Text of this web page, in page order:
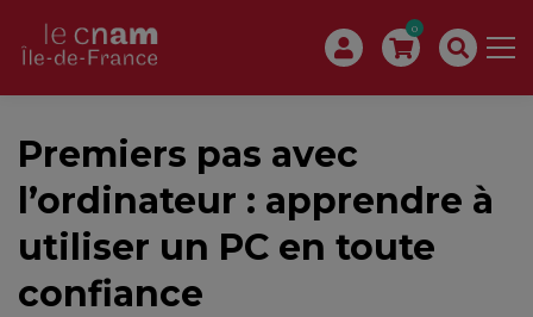
0
Premiers pas avec
l’ordinateur : apprendre à
utiliser un PC en toute
confiance